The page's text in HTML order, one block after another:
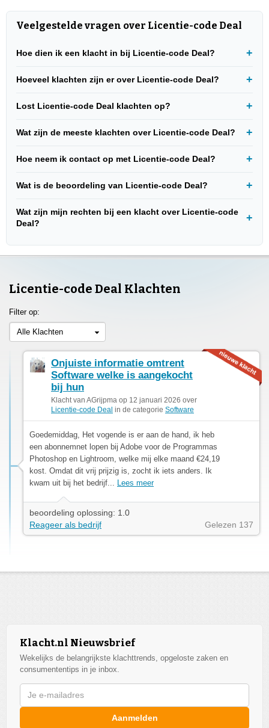
Veelgestelde vragen over Licentie-code Deal
Hoe dien ik een klacht in bij Licentie-code Deal?
Hoeveel klachten zijn er over Licentie-code Deal?
Lost Licentie-code Deal klachten op?
Wat zijn de meeste klachten over Licentie-code Deal?
Hoe neem ik contact op met Licentie-code Deal?
Wat is de beoordeling van Licentie-code Deal?
Wat zijn mijn rechten bij een klacht over Licentie-code
Deal?
Licentie-code Deal Klachten
Filter op:
Alle Klachten
Onjuiste informatie omtrent
Software welke is aangekocht
bij hun
Klacht van AGrijpma op 12 januari 2026 over
Licentie-code Deal in de categorie Software
Goedemiddag, Het vogende is er aan de hand, ik heb
een abonnemnet lopen bij Adobe voor de Programmas
Photoshop en Lightroom, welke mij elke maand €24,19
kost. Omdat dit vrij prijzig is, zocht ik iets anders. Ik
kwam uit bij het bedrijf... Lees meer
beoordeling oplossing: 1.0
Reageer als bedrijf
Gelezen 137
Klacht.nl Nieuwsbrief
Wekelijks de belangrijkste klachttrends, opgeloste zaken en
consumententips in je inbox.
Aanmelden